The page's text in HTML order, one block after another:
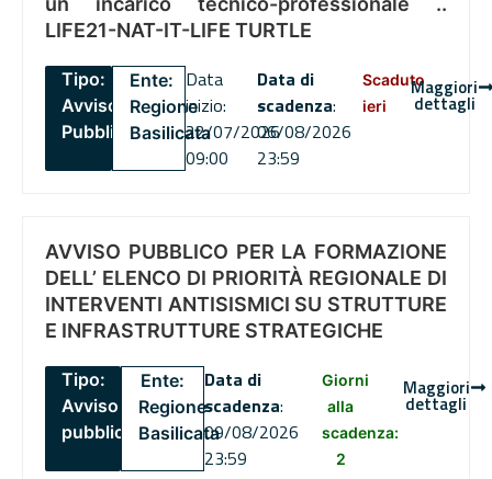
LIFE21-NAT-IT-LIFE TURTLE
Tipo:
Avviso
Pubblico
Ente:
Regione
Basilicata
Data
inizio:
22/07/2026
09:00
Data di
scadenza:
06/08/2026
23:59
Scaduto
ieri
Maggiori
dettagli
AVVISO PUBBLICO PER LA FORMAZIONE
DELL’ ELENCO DI PRIORITÀ REGIONALE DI
INTERVENTI ANTISISMICI SU STRUTTURE
E INFRASTRUTTURE STRATEGICHE
Tipo:
Avviso
pubblico
Ente:
Regione
Basilicata
Data di
scadenza:
09/08/2026
23:59
Giorni
alla
scadenza:
2
Maggiori
dettagli